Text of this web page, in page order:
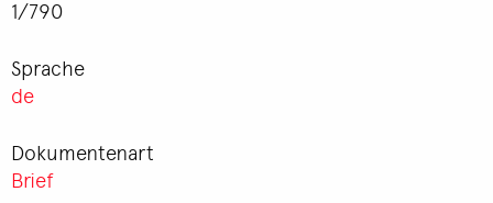
1/790
Sprache
de
Dokumentenart
Brief